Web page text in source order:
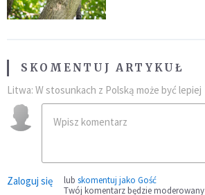
SKOMENTUJ ARTYKUŁ
Litwa: W stosunkach z Polską może być lepiej
Zaloguj się lub skomentuj jako Gość
Twój komentarz będzie moderowany